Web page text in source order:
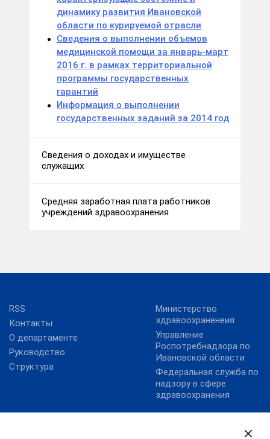
динамику развития Ивановской
области по курируемой отрасли
Сведения о выполнении объемов
медицинской помощи за январь-март
2016 г. в рамках территориальной
программы государственных
гарантий
Информация о выполнении
государственных заданий за 2014 год
Сведения о доходах и имуществе
служащих
Средняя заработная плата работников
учреждений здравоохранения
RSS
Контакты
О департаменте
Руководство
Структура
Министерство
здравоохраненеия
Управление
Роспотребнадзора по
Ивановской области
Федеральная служба по
надзору в сфере
здравоохранения